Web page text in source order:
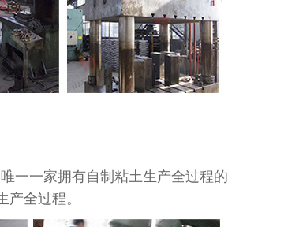
一一家拥有自制粘土生产全过程的
全过程。